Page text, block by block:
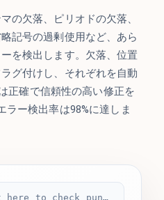
の欠落、ピリオドの欠落、
記号の過剰使用など、あら
を検出します。欠落、位置
グ付けし、それぞれを自動
正確で信頼性の高い修正を
ラー検出率は98%に達しま
Paste your text here to check punctuation...